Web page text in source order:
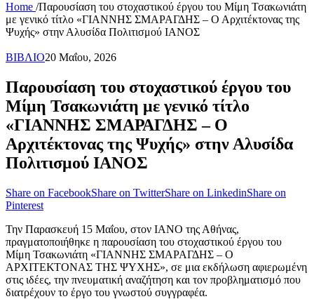
Home /Παρουσίαση του στοχαστικού έργου του Μίμη Τσακωνιάτη
με γενικό τίτλο «ΓΙΑΝΝΗΣ ΣΜΑΡΑΓΔΗΣ – Ο Αρχιτέκτονας της
Ψυχής» στην Αλυσίδα Πολιτισμού ΙΑΝΟΣ
ΒΙΒΛΙΟ20 Μαΐου, 2026
Παρουσίαση του στοχαστικού έργου του
Μίμη Τσακωνιάτη με γενικό τίτλο
«ΓΙΑΝΝΗΣ ΣΜΑΡΑΓΔΗΣ – Ο
Αρχιτέκτονας της Ψυχής» στην Αλυσίδα
Πολιτισμού ΙΑΝΟΣ
Share on FacebookShare on TwitterShare on LinkedinShare on
Pinterest
Την Παρασκευή 15 Μαΐου, στον ΙΑΝΟ της Αθήνας,
πραγματοποιήθηκε η παρουσίαση του στοχαστικού έργου του
Μίμη Τσακωνιάτη «ΓΙΑΝΝΗΣ ΣΜΑΡΑΓΔΗΣ – Ο
ΑΡΧΙΤΕΚΤΟΝΑΣ ΤΗΣ ΨΥΧΗΣ», σε μια εκδήλωση αφιερωμένη
στις ιδέες, την πνευματική αναζήτηση και τον προβληματισμό που
διατρέχουν το έργο του γνωστού συγγραφέα.